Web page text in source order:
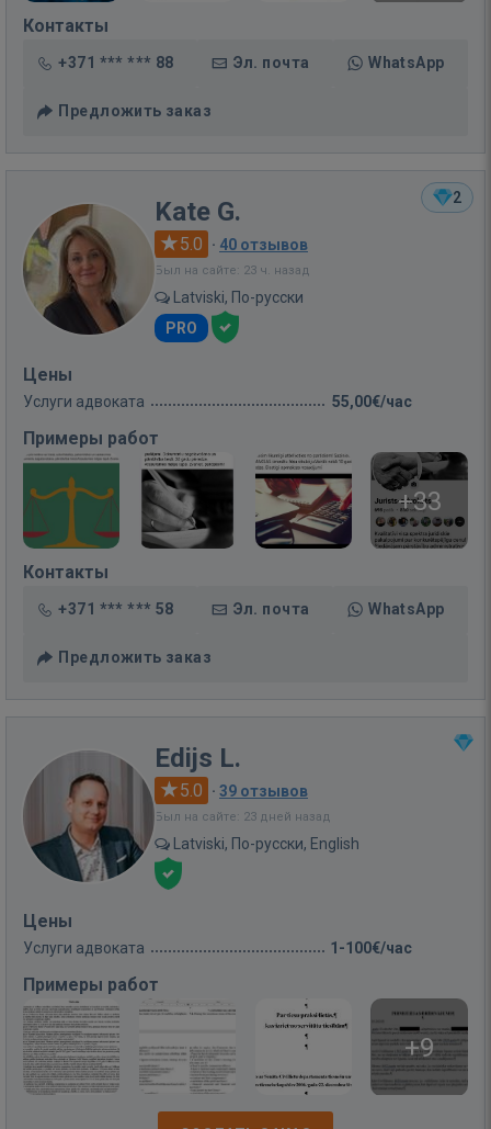
Контакты
+371 *** *** 88 Эл. почта WhatsApp
Предложить заказ
2
Kate G.
5.0 · 40 отзывов
Был на сайте: 23 ч. назад
Latviski, По-русски
PRO
Цены
Услуги адвоката 55,00€/час
Примеры работ
+33
Контакты
+371 *** *** 58 Эл. почта WhatsApp
Предложить заказ
Edijs L.
5.0 · 39 отзывов
Был на сайте: 23 дней назад
Latviski, По-русски, English
Цены
Услуги адвоката 1-100€/час
Примеры работ
+9